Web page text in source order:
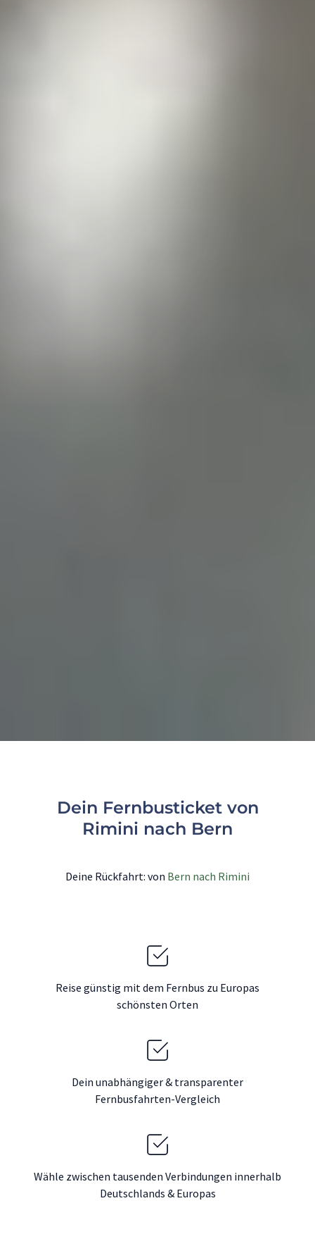
Dein Fernbusticket von
Rimini nach Bern
Deine Rückfahrt: von Bern nach Rimini
Reise günstig mit dem Fernbus zu Europas
schönsten Orten
Dein unabhängiger & transparenter
Fernbusfahrten-Vergleich
Wähle zwischen tausenden Verbindungen innerhalb
Deutschlands & Europas